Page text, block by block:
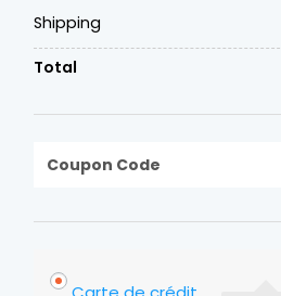
Shipping
Total